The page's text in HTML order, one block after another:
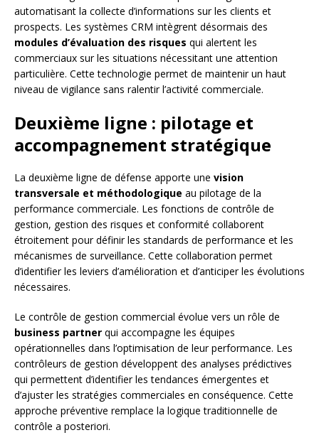
automatisant la collecte d’informations sur les clients et
prospects. Les systèmes CRM intègrent désormais des
modules d’évaluation des risques qui alertent les
commerciaux sur les situations nécessitant une attention
particulière. Cette technologie permet de maintenir un haut
niveau de vigilance sans ralentir l’activité commerciale.
Deuxième ligne : pilotage et
accompagnement stratégique
La deuxième ligne de défense apporte une vision
transversale et méthodologique au pilotage de la
performance commerciale. Les fonctions de contrôle de
gestion, gestion des risques et conformité collaborent
étroitement pour définir les standards de performance et les
mécanismes de surveillance. Cette collaboration permet
d’identifier les leviers d’amélioration et d’anticiper les évolutions
nécessaires.
Le contrôle de gestion commercial évolue vers un rôle de
business partner qui accompagne les équipes
opérationnelles dans l’optimisation de leur performance. Les
contrôleurs de gestion développent des analyses prédictives
qui permettent d’identifier les tendances émergentes et
d’ajuster les stratégies commerciales en conséquence. Cette
approche préventive remplace la logique traditionnelle de
contrôle a posteriori.